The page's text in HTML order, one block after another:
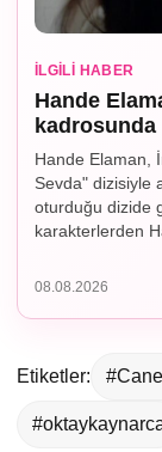
İLGILI HABER
Hande
kadrosunda
Hande Elaman,
Sevda" dizisiyle
oturduğu dizide
karakterlerden
08.08.2026
Etiketler: